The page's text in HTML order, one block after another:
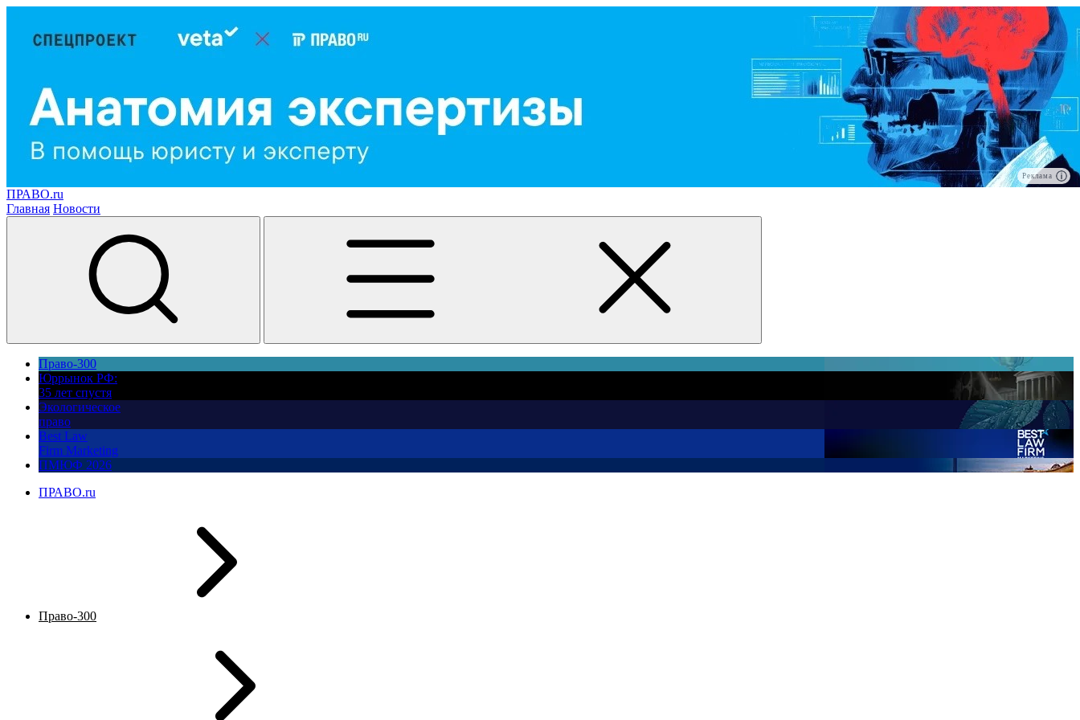
Реклама
ПРАВО.ru
Главная Новости
Право-300
Юррынок РФ:
35 лет спустя
Экологическое
право
Best Law
Firm Marketing
ПМЮФ 2026
ПРАВО.ru
Право-300